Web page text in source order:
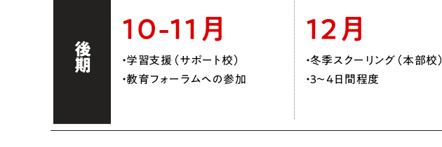
後期 10-11月
・学習支援（サポート校）
・教育フォーラムへの参加
12月
・冬季スクーリング（本部校）
・3～4日間程度